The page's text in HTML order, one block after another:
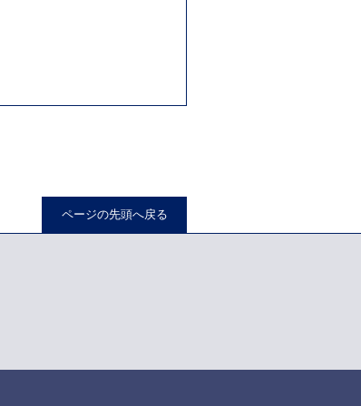
ページの先頭へ戻る